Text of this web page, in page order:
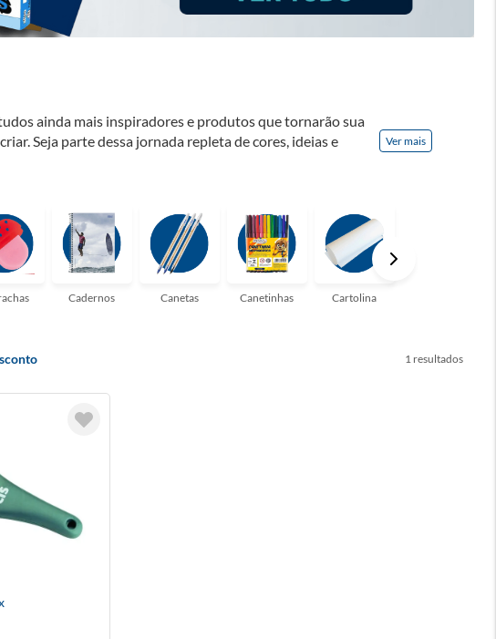
ainda mais inspiradores e produtos que tornarão sua
Seja parte dessa jornada repleta de cores, ideias e
temos tudo que você precisa!
Ver mais
Cadernos Canetas Canetinhas Cartolina
1